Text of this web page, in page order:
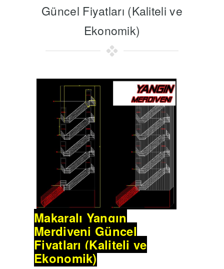
Güncel Fiyatları (Kaliteli ve
Ekonomik)
Makaralı Yangın
Merdiveni Güncel
Fiyatları (Kaliteli ve
Ekonomik)